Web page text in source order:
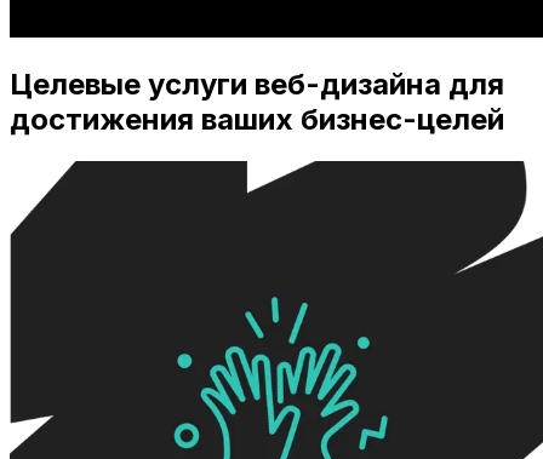
Целевые услуги веб-дизайна для
достижения ваших бизнес-целей